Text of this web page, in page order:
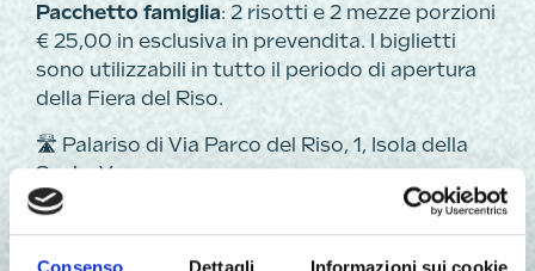
Pacchetto famiglia: 2 risotti e 2 mezze porzioni
€ 25,00 in esclusiva in prevendita. I biglietti
sono utilizzabili in tutto il periodo di apertura
della Fiera del Riso.
🛣️ Palariso di Via Parco del Riso, 1, Isola della
Scala, Vr.
⏰ Da oggi fino al 12/09, da lunedì e venerdì